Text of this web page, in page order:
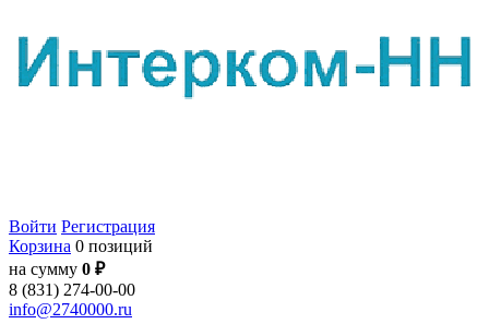
Войти Регистрация
Корзина 0 позиций
на сумму 0 ₽
8 (831) 274-00-00
info@2740000.ru